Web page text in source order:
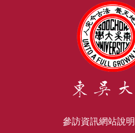
參訪資訊網站說明